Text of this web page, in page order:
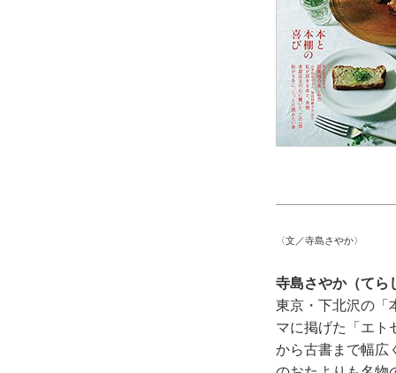
〈文／寺島さやか〉
寺島さやか（てら
東京・下北沢の「
マに掲げた「エト
から古書まで幅広